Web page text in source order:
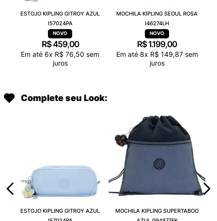
ESTOJO KIPLING GITROY AZUL
I57024PA
R$459,00
Em até 6x R$ 76,50 sem
juros
MOCHILA KIPLING SEOUL ROSA
I46274LH
R$ 1.199,00
Em até 8x R$ 149,87sem
juros
Complete seu Look:
ESTOJO KIPLING GITROY AZUL
MOCHILA KIPLING SUPERTABOO